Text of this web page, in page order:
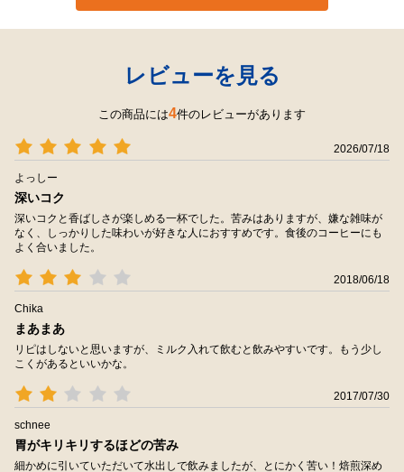
レビューを見る
この商品には4件のレビューがあります
2026/07/18
よっしー
深いコク
深いコクと香ばしさが楽しめる一杯でした。苦みはありますが、嫌な雑味が
なく、しっかりした味わいが好きな人におすすめです。食後のコーヒーにも
よく合いました。
2018/06/18
Chika
まあまあ
リピはしないと思いますが、ミルク入れて飲むと飲みやすいです。もう少し
こくがあるといいかな。
2017/07/30
schnee
胃がキリキリするほどの苦み
細かめに引いていただいて水出しで飲みましたが、とにかく苦い！焙煎深め